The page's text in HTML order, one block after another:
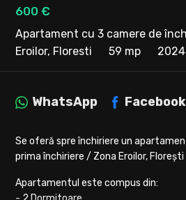
600 €
Apartament cu 3 camere de
Eroilor, Floresti
59 mp 2024
WhatsApp Facebook
Se oferă spre închiriere un
prima închiriere / Zona Eroilor, Florești
Apartamentul este compus din: